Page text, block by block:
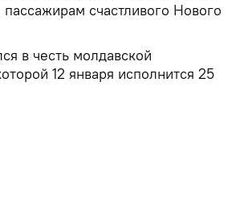
счастливого Нового
в честь молдавской
12 января исполнится 25